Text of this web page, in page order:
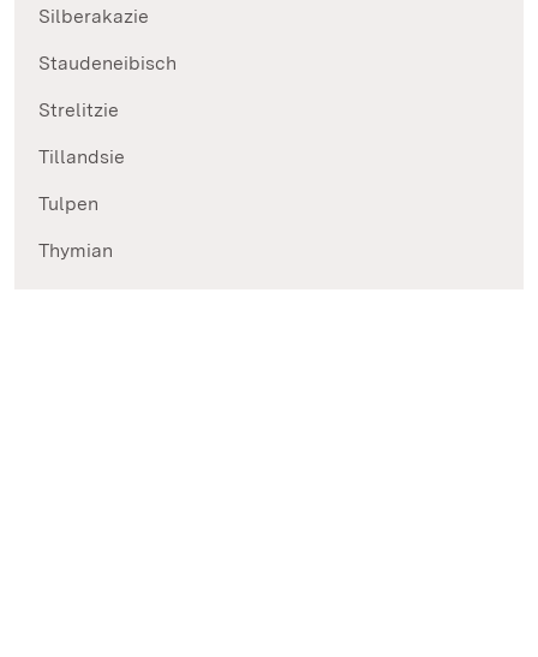
Silberakazie
Staudeneibisch
Strelitzie
Tillandsie
Tulpen
Thymian